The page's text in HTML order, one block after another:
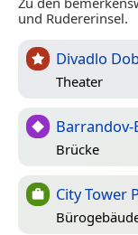
und Rudererinsel.
Divadlo
Theater
Brücke
City Tower